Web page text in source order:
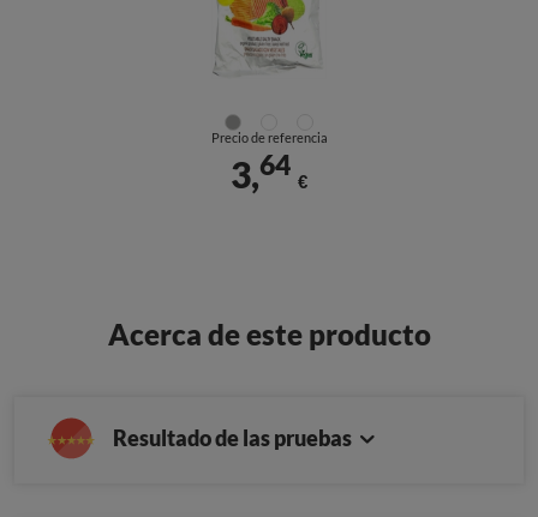
Precio de referencia
3,64
€
Acerca de este producto
Resultado de las pruebas